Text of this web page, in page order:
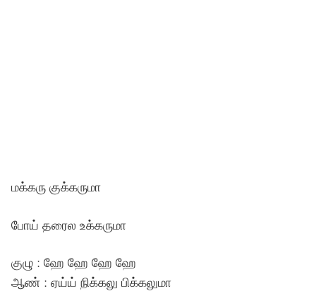
மக்கரு குக்கருமா
போய் தரைல உக்கருமா
குழு : ஹே ஹே ஹே ஹே
ஆண் : ஏய்ய் நிக்கலு பிக்கலுமா